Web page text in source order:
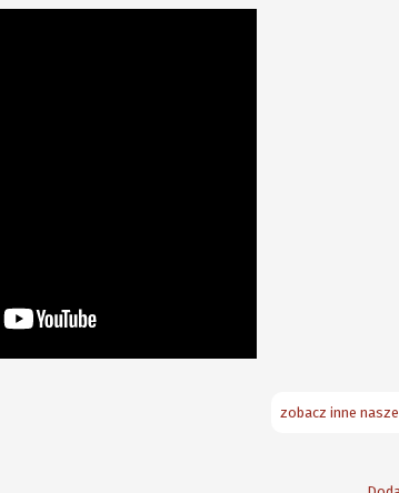
zobacz inne